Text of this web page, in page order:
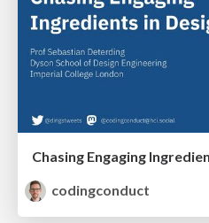
Chasing Engaging
codingconduct